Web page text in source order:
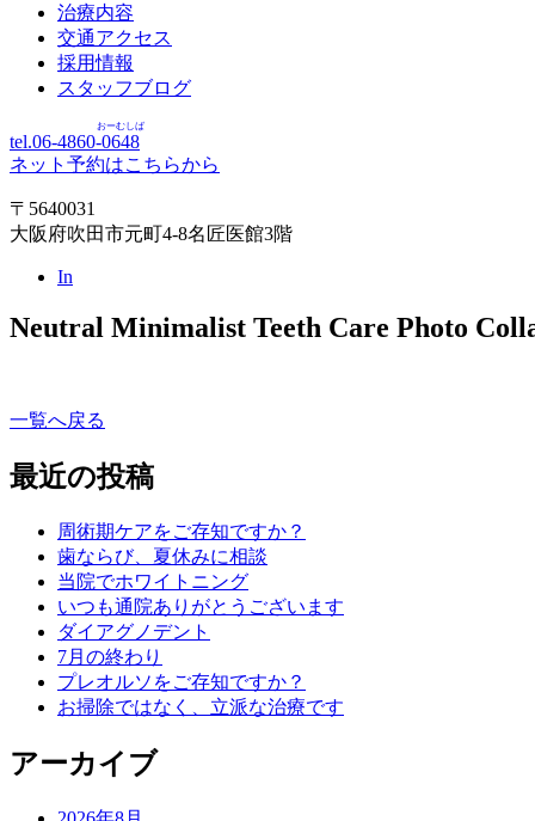
治療内容
交通アクセス
採用情報
スタッフブログ
tel.06-4860-0648
おーむしば
ネット予約はこちらから
〒5640031
大阪府吹田市元町4-8名匠医館3階
In
Neutral Minimalist Teeth Care Photo
一覧へ戻る
最近の投稿
周術期ケアをご存知ですか？
歯ならび、夏休みに相談
当院でホワイトニング
いつも通院ありがとうございます
ダイアグノデント
7月の終わり
プレオルソをご存知ですか？
お掃除ではなく、立派な治療です
アーカイブ